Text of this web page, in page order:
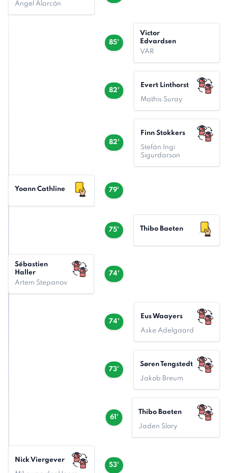
Ángel Alarcón
85'
Victor
Edvardsen
VAR
82'
Evert Linthorst
Mathis Suray
82'
Finn Stokkers
Stefán Ingi
Sigurdarson
79'
Yoann Cathline
75' Thibo Baeten
74'
Sébastien
Haller
Artem Stepanov
74'
Eus Waayers
Aske Adelgaard
73'
Søren Tengstedt
Jakob Breum
61'
Thibo Baeten
Jaden Slory
53'
Nick Viergever